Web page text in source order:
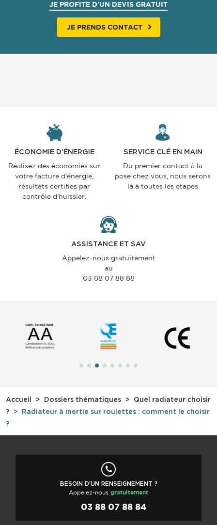
JE PROFITE D'UN DEVIS GRATUIT
JE PRENDS CONTACT
ÉCONOMIE D’ÉNERGIE
Réalisez des économies sur
votre facture d'énergie,
résultats certifiés par
contrôle d'huissier.
SERVICE CLÉ EN MAIN
Du premier contact à la
pose chez vous, nous serons
là à toutes les étapes
ASSISTANCE ET SAV
Appelez-nous gratuitement
au
03 88 07 88 88
Accueil Dossiers thématiques
Quel radiateur choisir
?
Radiateur à inertie sur roulettes : comment le choisir
?
BESOIN D'UN RENSEIGNEMENT ?
Appelez-nous gratuitement
03 88 07 88 84